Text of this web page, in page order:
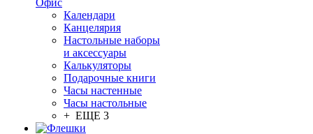
Офис
Календари
Канцелярия
Настольные наборы
и аксессуары
Калькуляторы
Подарочные книги
Часы настенные
Часы настольные
+ ЕЩЕ 3